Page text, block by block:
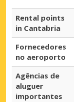
Rental points
in Cantabria
Fornecedores
no aeroporto
Agências de
aluguer
importantes